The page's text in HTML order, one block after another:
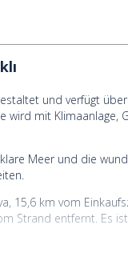
und verfügt
wird mit Klimaanlage,
Meer und die
15,6 km vom
Strand entfernt. Es